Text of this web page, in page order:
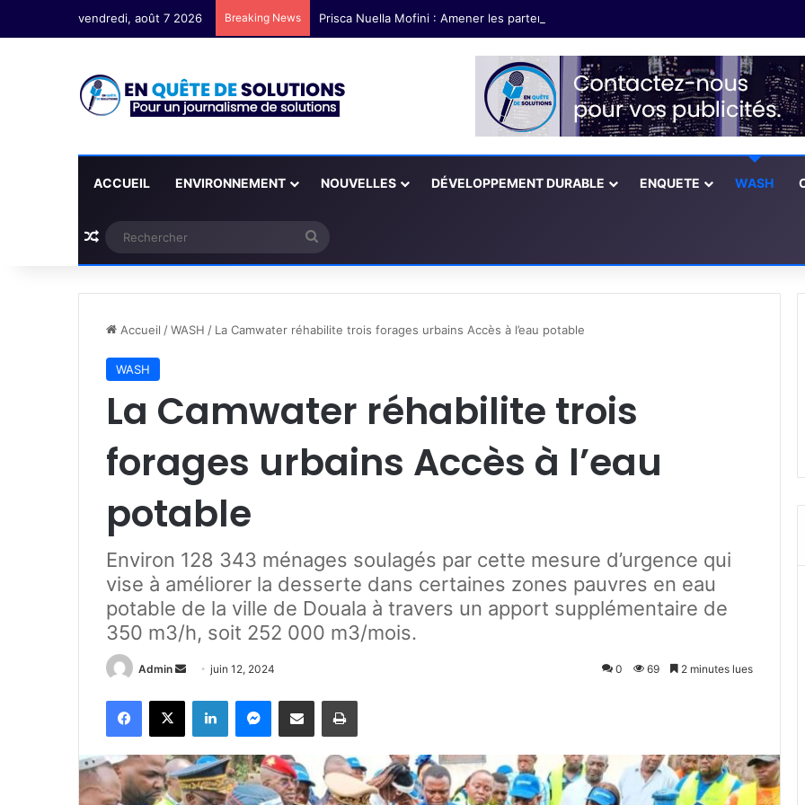
vendredi, août 7 2026 Breaking News Prisca Nuella Mofini : Amener les partenaires à soutenir les exploitations agricoles
ACCUEIL ENVIRONNEMENT NOUVELLES DÉVELOPPEMENT DURABLE ENQUETE WASH
Plus d'articles
Accueil /WASH / La Camwater réhabilite trois forages urbains Accès à l’eau potable
WASH
La Camwater réhabilite trois
forages urbains Accès à l’eau
potable
Environ 128 343 ménages soulagés par cette mesure d’urgence qui
vise à améliorer la desserte dans certaines zones pauvres en eau
potable de la ville de Douala à travers un apport supplémentaire de
350 m3/h, soit 252 000 m3/mois.
Admin
y
e
r
juin 12, 2024 0 69 2 minutes lues